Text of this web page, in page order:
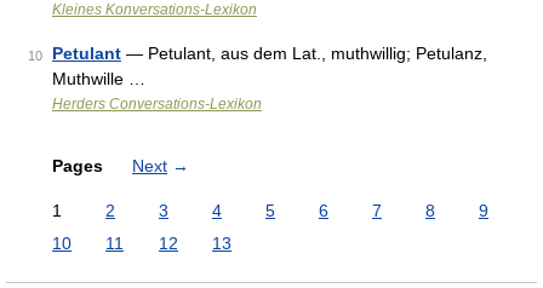
Kleines Konversations-Lexikon
10 Petulant — Petulant, aus dem Lat., muthwillig; Petulanz,
Muthwille …
Herders Conversations-Lexikon
Pages Next →
1 2 3 4 5 6 7 8
9
10
11 12 13